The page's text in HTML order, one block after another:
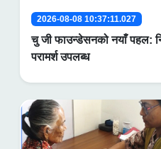
2026-08-08 10:37:11.027
चु जी फाउन्डेसनको नयाँ पहल:
परामर्श उपलब्ध